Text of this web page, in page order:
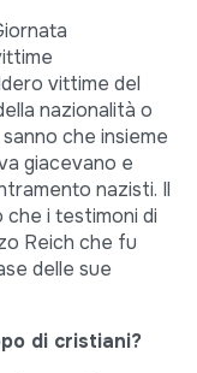
vittime del
nazionalità o
che insieme
giacevano e
nazisti. Il
i testimoni di
Reich che fu
delle sue
di cristiani?